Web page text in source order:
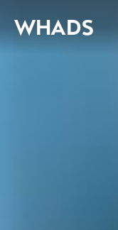
WHADS